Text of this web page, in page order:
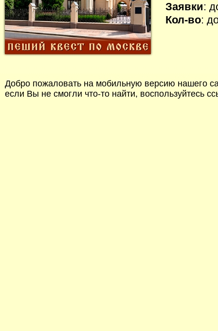
Заявки:
Кол-во:
Добро пожаловать на мобильную версию нашего
если Вы не смогли что-то найти, воспользуйтесь